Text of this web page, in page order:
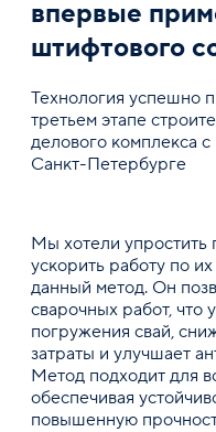
Устройство
Статическое
Буронабивные сваи
Комментарий
Оставляя
впервые
штифтового
Технология успешно
третьем этапе
делового комплекса
Санкт-Петербурге
Мы хотели упростить
ускорить работу по
данный метод. Он
сварочных работ, что
погружения свай,
затраты и улучшает
Метод подходит для
обеспечивая
повышенную